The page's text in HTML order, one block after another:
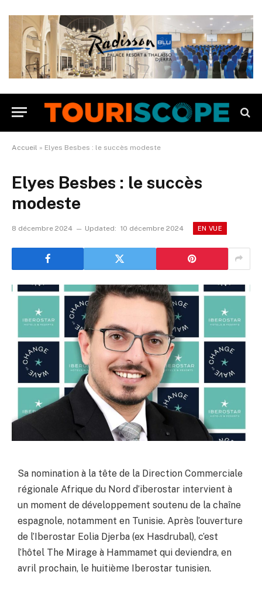
Accueil » Elyes Besbes : le succès modeste
Elyes Besbes : le succès
modeste
8 décembre 2024 Updated: 10 décembre 2024 EN VUE
Sa nomination à la tête de la Direction Commerciale
régionale Afrique du Nord d’iberostar intervient à
un moment de développement soutenu de la chaîne
espagnole, notamment en Tunisie. Après l’ouverture
de l’Iberostar Eolia Djerba (ex Hasdrubal), c’est
l’hôtel The Mirage à Hammamet qui deviendra, en
avril prochain, le huitième Iberostar tunisien.